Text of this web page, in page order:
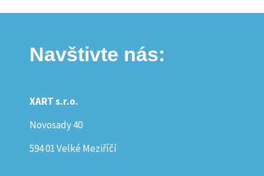
Navštivte nás:
XART s.r.o.
Novosady 40
594 01 Velké Meziříčí